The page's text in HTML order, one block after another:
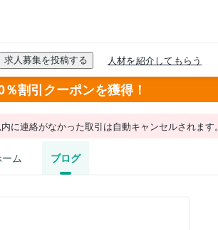
割引クーポンを獲得！
連絡がなかった取引は自動キャンセルされます。
ム ブログ